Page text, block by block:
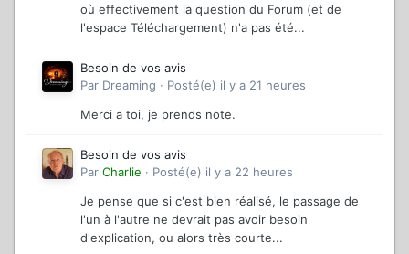
où effectivement la question du Forum (et de
l'espace Téléchargement) n'a pas été...
Besoin de vos avis
Par Dreaming · Posté(e) il y a 21 heures
Merci a toi, je prends note.
Besoin de vos avis
Par Charlie · Posté(e) il y a 22 heures
Je pense que si c'est bien réalisé, le passage de
l'un à l'autre ne devrait pas avoir besoin
d'explication, ou alors très courte...